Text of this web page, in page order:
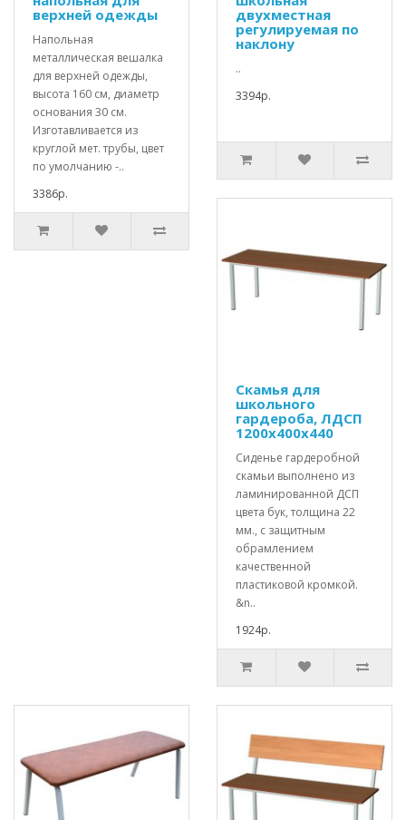
верхней одежды
Напольная
металлическая вешалка
для верхней одежды,
высота 160 см, диаметр
основания 30 см.
Изготавливается из
круглой мет. трубы, цвет
по умолчанию -..
3386р.
двухместная
регулируемая по
наклону
..
3394р.
Скамья для
школьного
гардероба, ЛДСП
1200х400х440
Сиденье гардеробной
скамьи выполнено из
ламинированной ДСП
цвета бук, толщина 22
мм., с защитным
обрамлением
качественной
пластиковой кромкой.
&n..
1924р.